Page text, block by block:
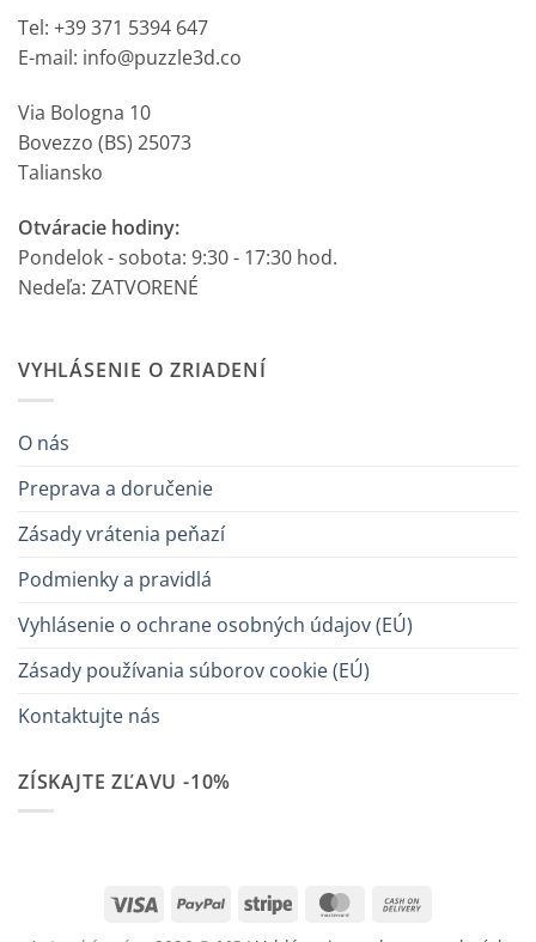
Tel: +39 371 5394 647
E-mail: info@puzzle3d.co
Via Bologna 10
Bovezzo (BS) 25073
Taliansko
Otváracie hodiny:
Pondelok - sobota: 9:30 - 17:30 hod.
Nedeľa: ZATVORENÉ
VYHLÁSENIE O ZRIADENÍ
O nás
Preprava a doručenie
Zásady vrátenia peňazí
Podmienky a pravidlá
Vyhlásenie o ochrane osobných údajov (EÚ)
Zásady používania súborov cookie (EÚ)
Kontaktujte nás
ZÍSKAJTE ZĽAVU -10%
Visa PayPal Stripe MasterCard